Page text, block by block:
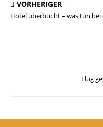
VORHERIGER
Hotel überbucht – was tun bei
Flug